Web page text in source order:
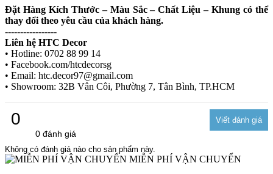
Đặt Hàng Kích Thước – Màu Sắc – Chất Liệu – Khung có thể
thay đổi theo yêu cầu của khách hàng.
-----------------
Liên hệ HTC Decor
• Hotline: 0702 88 99 14
• Facebook.com/htcdecorsg
• Email: htc.decor97@gmail.com
• Showroom: 32B Vân Côi, Phường 7, Tân Bình, TP.HCM
0
0 đánh giá
Không có đánh giá nào cho sản phẩm này.
MIỄN PHÍ VẬN CHUYỂN